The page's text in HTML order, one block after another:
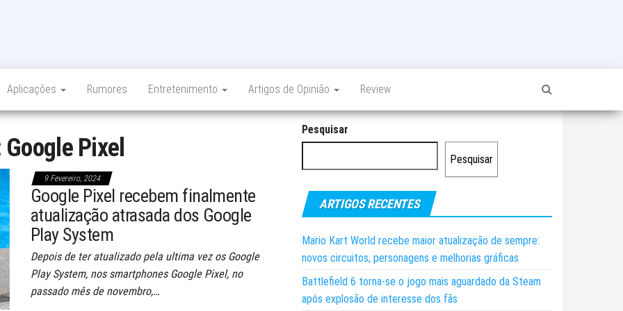
Aplicações Rumores Entretenimento Artigos de Opinião Review
Google Pixel
9 Fevereiro, 2024
Google Pixel recebem finalmente
atualização atrasada dos Google
Play System
Depois de ter atualizado pela ultima vez os Google
Play System, nos smartphones Google Pixel, no
passado mês de novembro,…
Pesquisar
Pesquisar
ARTIGOS RECENTES
Mario Kart World recebe maior atualização de sempre:
novos circuitos, personagens e melhorias gráficas
Battlefield 6 torna-se o jogo mais aguardado da Steam
após explosão de interesse dos fãs